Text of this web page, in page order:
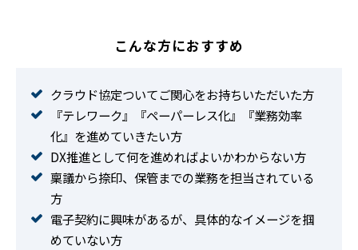
こんな方におすすめ
クラウド協定ついてご関心をお持ちいただいた方
『テレワーク』『ペーパーレス化』『業務効率
化』を進めていきたい方
DX推進として何を進めればよいかわからない方
稟議から捺印、保管までの業務を担当されている
方
電子契約に興味があるが、具体的なイメージを掴
めていない方